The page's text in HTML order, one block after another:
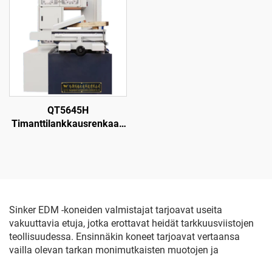
QT5645H
Timanttilankkausrenkaan
Sinker EDM -koneiden valmistajat tarjoavat useita
vakuuttavia etuja, jotka erottavat heidät tarkkuusviistojen
teollisuudessa. Ensinnäkin koneet tarjoavat vertaansa
vailla olevan tarkan monimutkaisten muotojen ja